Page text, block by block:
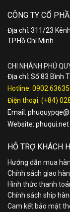
CÔNG TY CỔ
Địa chỉ: 311/23
TP.Hồ Chí Minh
CHI NHÁNH PHÚ
Địa chỉ: Số 83 Bình
Hotline:
Điện thoại: (+84)
Email:
Website: phuqui.net
HỖ TRỢ KHÁCH
Hướng dẫn mua
Chính sách giao
Hình thức thanh
Chính sách ship
Cam kết bảo mật